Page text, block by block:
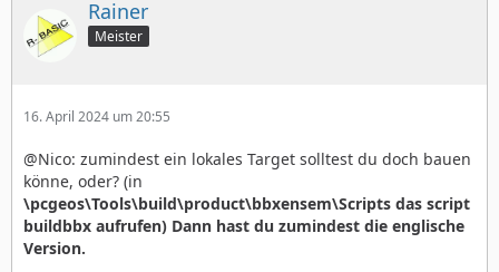
Rainer
Meister
16. April 2024 um 20:55
@Nico: zumindest ein lokales Target solltest du doch bauen
könne, oder? (in
\pcgeos\Tools\build\product\bbxensem\Scripts das script
buildbbx aufrufen) Dann hast du zumindest die englische
Version.